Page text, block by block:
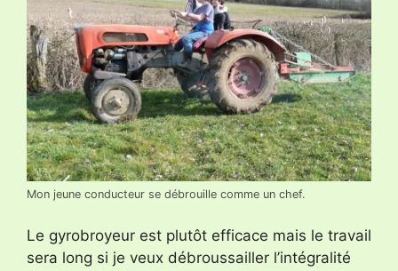
Mon jeune conducteur se débrouille comme un chef.
Le gyrobroyeur est plutôt efficace mais le travail
sera long si je veux débroussailler l’intégralité